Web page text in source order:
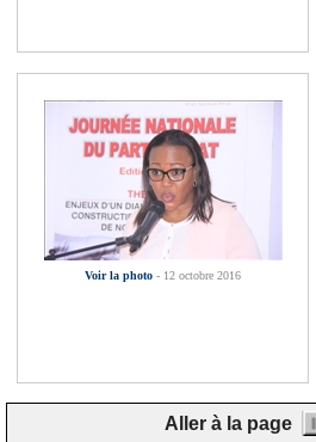
Voir la photo - 12 octobre 2016
Aller à la page